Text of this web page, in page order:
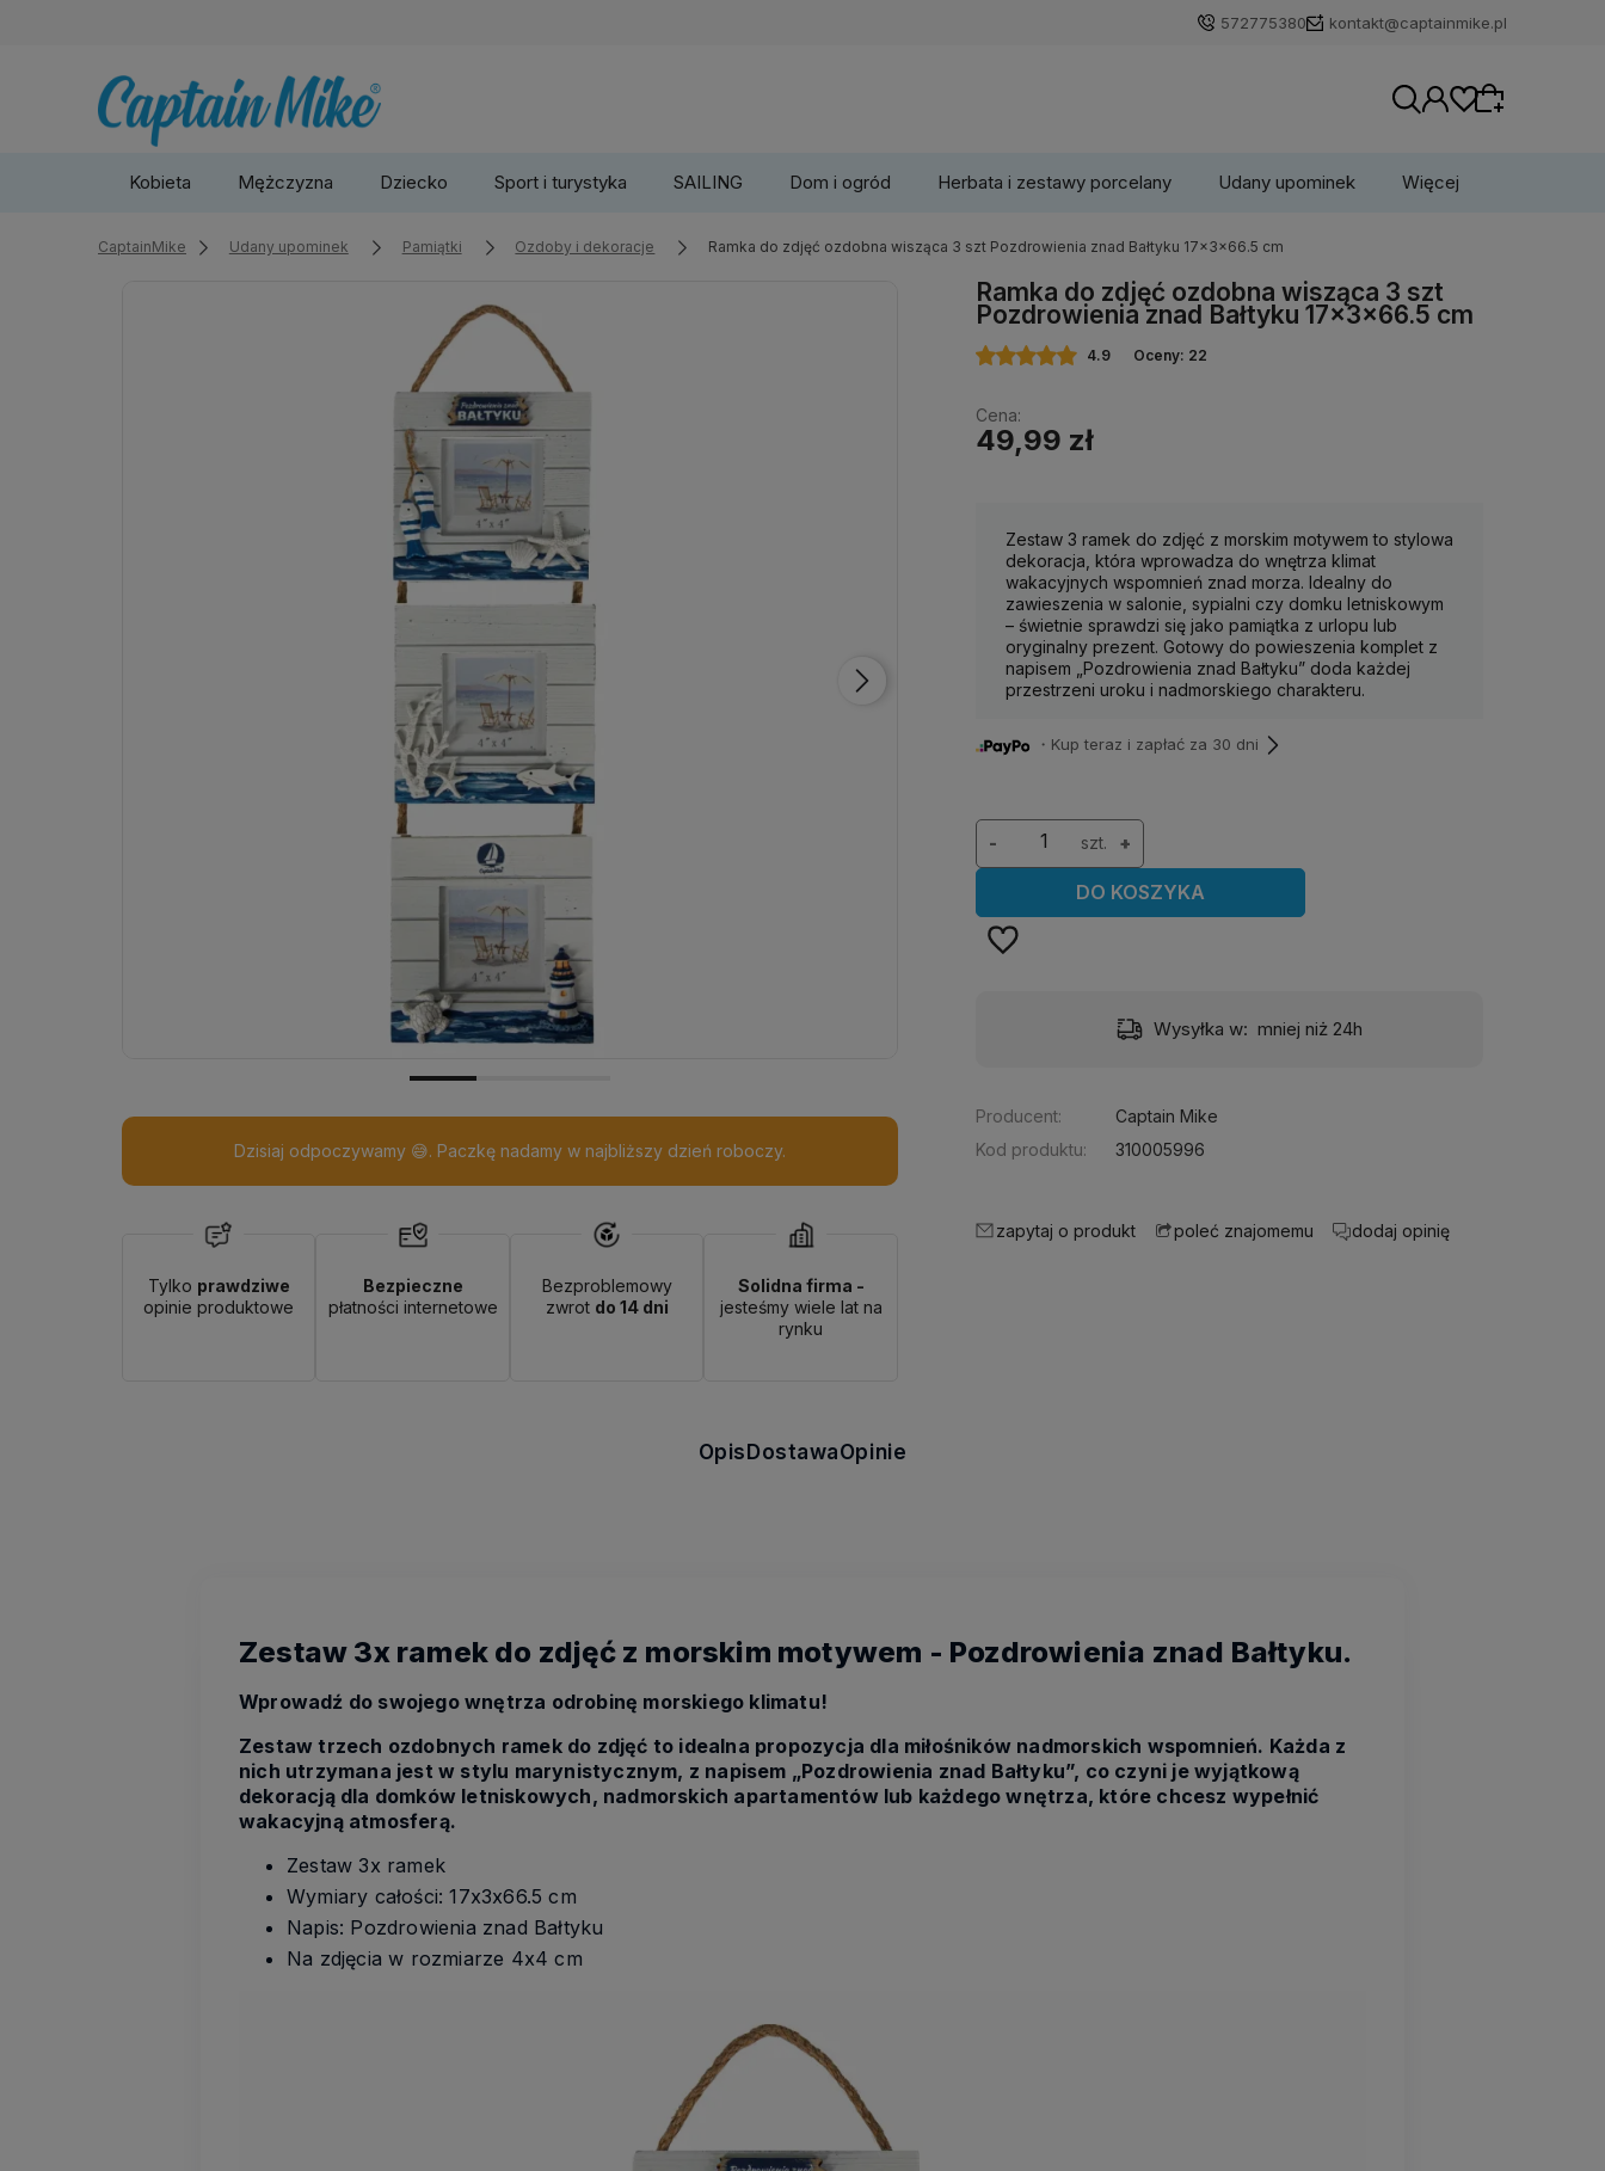
572775380 kontakt@captainmike.pl
Wybierz coś dla siebie z naszej aktualnej
oferty lub zaloguj się, aby przywrócić dodane
produkty do listy z poprzedniej sesji.
Kobieta Mężczyzna Dziecko Sport i turystyka SAILING Dom i ogród Herbata i zestawy porcelany Udany upominek Więcej
CaptainMike Udany upominek Pamiątki Ozdoby i dekoracje Ramka do zdjęć ozdobna wisząca 3 szt Pozdrowienia znad Bałtyku 17x3x66.5 cm
Dzisiaj odpoczywamy 😅. Paczkę nadamy w najbliższy dzień roboczy.
Tylko prawdziwe
opinie produktowe
Bezpieczne
płatności internetowe
Bezproblemowy
zwrot do 14 dni
Solidna firma -
jesteśmy wiele lat na
rynku
Ramka do zdjęć ozdobna wisząca 3 szt
Pozdrowienia znad Bałtyku 17x3x66.5 cm
4.9 Oceny: 22
Cena:
49,99 zł
Zestaw 3 ramek do zdjęć z morskim motywem to stylowa
dekoracja, która wprowadza do wnętrza klimat
wakacyjnych wspomnień znad morza. Idealny do
zawieszenia w salonie, sypialni czy domku letniskowym
– świetnie sprawdzi się jako pamiątka z urlopu lub
oryginalny prezent. Gotowy do powieszenia komplet z
napisem „Pozdrowienia znad Bałtyku” doda każdej
przestrzeni uroku i nadmorskiego charakteru.
・Kup teraz i zapłać za 30 dni
szt. +
-
DO KOSZYKA
- Punkty ORLEN Paczka Wysyłka w: mniej niż 24h
Producent:
Captain Mike
Kod produktu:
310005996
zapytaj o produkt poleć znajomemu dodaj opinię
OpisDostawaOpinie
Zestaw 3x ramek do zdjęć z morskim motywem - Pozdrowienia znad Bałtyku.
Wprowadź do swojego wnętrza odrobinę morskiego klimatu!
Zestaw trzech ozdobnych ramek do zdjęć to idealna propozycja dla miłośników nadmorskich wspomnień. Każda z
nich utrzymana jest w stylu marynistycznym, z napisem „Pozdrowienia znad Bałtyku”, co czyni je wyjątkową
dekoracją dla domków letniskowych, nadmorskich apartamentów lub każdego wnętrza, które chcesz wypełnić
wakacyjną atmosferą.
Zestaw 3x ramek
Wymiary całości: 17x3x66.5 cm
Napis: Pozdrowienia znad Bałtyku
Na zdjęcia w rozmiarze 4x4 cm